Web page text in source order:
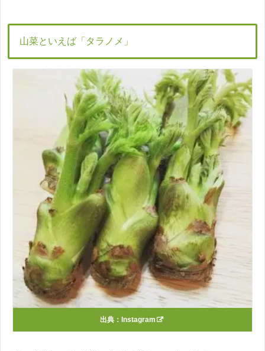
山菜といえば「タラノメ」
出典： Instagram